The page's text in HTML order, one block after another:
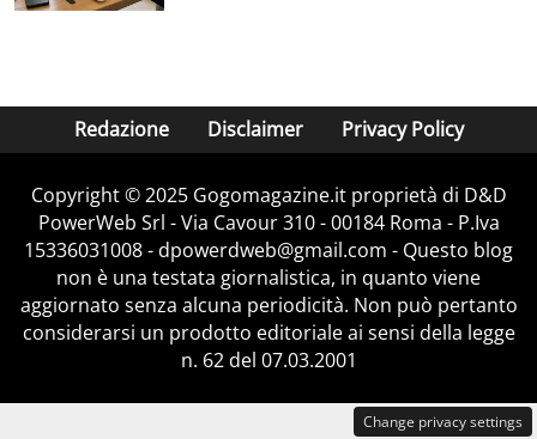
Redazione Disclaimer Privacy Policy
Copyright © 2025 Gogomagazine.it proprietà di D&D
PowerWeb Srl - Via Cavour 310 - 00184 Roma - P.Iva
15336031008 - dpowerdweb@gmail.com - Questo blog
non è una testata giornalistica, in quanto viene
aggiornato senza alcuna periodicità. Non può pertanto
considerarsi un prodotto editoriale ai sensi della legge
n. 62 del 07.03.2001
Change privacy settings